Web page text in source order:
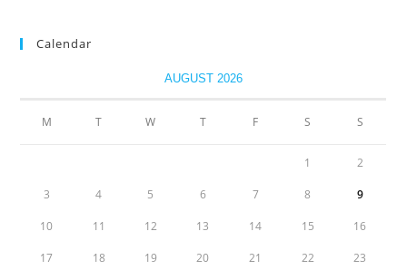
Calendar
AUGUST 2026
M T W T F S S
1 2
3 4 5 6 7 8 9
10 11 12 13 14 15 16
17 18 19 20 21 22 23